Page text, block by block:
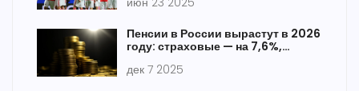
Пенсии в России вырастут в 2026
году: страховые — на 7,6%,
дек 7 2025